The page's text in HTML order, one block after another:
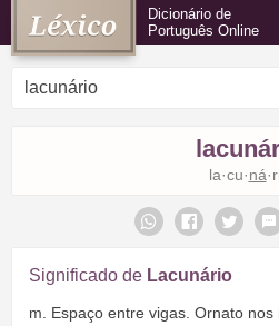
Dicionário de
Português Online
la·cu·ná
Significado de Lacunário
m. Espaço entre vigas. Ornato